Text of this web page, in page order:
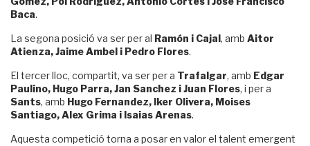
Baca.
La segona posició va ser per al Ramón i Cajal, amb Aitor
Atienza, Jaime Ambel i Pedro Flores.
El tercer lloc, compartit, va ser per a Trafalgar, amb Edgar
Paulino, Hugo Parra, Jan Sanchez i Juan Flores, i per a
Sants, amb Hugo Fernandez, Iker Olivera, Moises
Santiago, Alex Grima i Isaias Arenas.
Aquesta competició torna a posar en valor el talent emergent